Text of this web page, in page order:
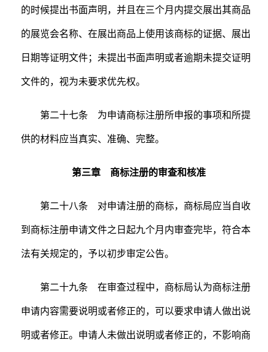
的时候提出书面声明，并且在三个月内提交展出其商品
的展览会名称、在展出商品上使用该商标的证据、展出
日期等证明文件；未提出书面声明或者逾期未提交证明
文件的，视为未要求优先权。
第二十七条 为申请商标注册所申报的事项和所提
供的材料应当真实、准确、完整。
第三章 商标注册的审查和核准
第二十八条 对申请注册的商标，商标局应当自收
到商标注册申请文件之日起九个月内审查完毕，符合本
法有关规定的，予以初步审定公告。
第二十九条 在审查过程中，商标局认为商标注册
申请内容需要说明或者修正的，可以要求申请人做出说
明或者修正。申请人未做出说明或者修正的，不影响商